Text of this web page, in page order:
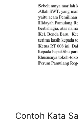
Contoh Kata